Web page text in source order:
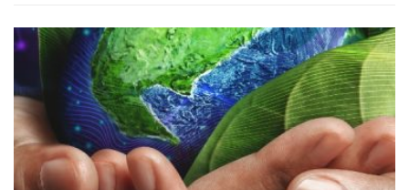
Publicité des actes
Marchés publics